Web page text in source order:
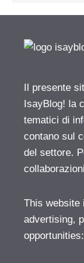
Il presente
IsayBlog! la
tematici di
contano sul
del settore.
This website
advertising,
opportunities: